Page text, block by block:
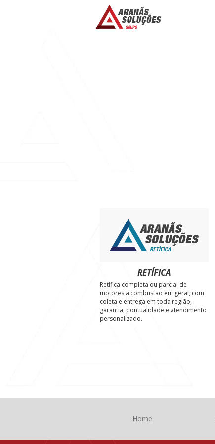
RETÍFICA
Retífica completa ou parcial de
motores a combustão em geral, com
coleta e entrega em toda região,
garantia, pontualidade e atendimento
personalizado.
Home